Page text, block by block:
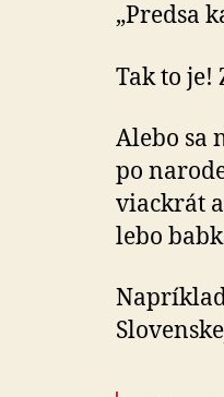
„Predsa
Tak to je!
Alebo sa
po
viackrát
lebo